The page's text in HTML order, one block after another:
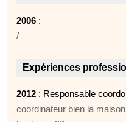
2006 :
/
Expériences
2012 : Responsable
coordinateur bien la